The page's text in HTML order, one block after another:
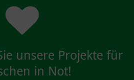
unsere Projekte für
in Not!